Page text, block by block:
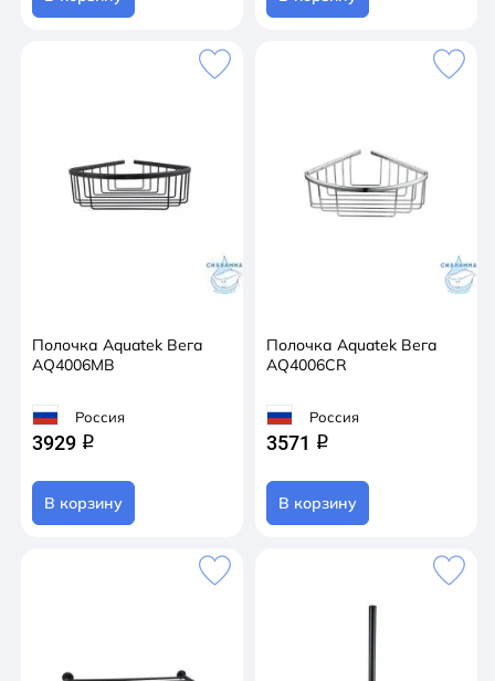
Полочка Aquatek Вега
AQ4006MB
Россия
3929 q
В корзину
Полочка Aquatek Вега
AQ4006CR
Россия
3571 q
В корзину